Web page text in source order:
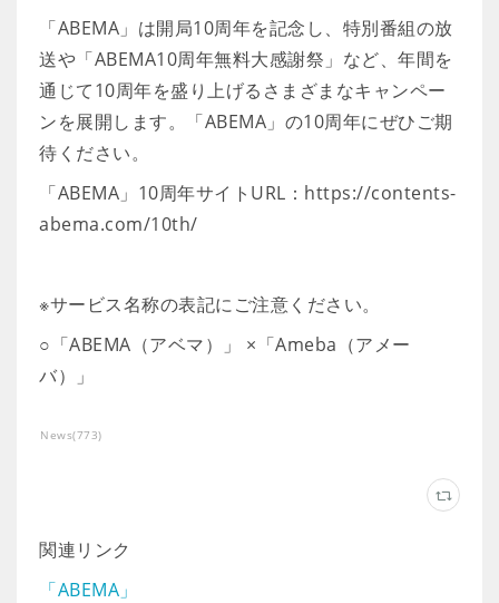
「ABEMA」は開局10周年を記念し、特別番組の放
送や「ABEMA10周年無料大感謝祭」など、年間を
通じて10周年を盛り上げるさまざまなキャンペー
ンを展開します。「ABEMA」の10周年にぜひご期
待ください。
「ABEMA」10周年サイトURL：https://contents-
abema.com/10th/
※サービス名称の表記にご注意ください。
○「ABEMA（アベマ）」 ×「Ameba（アメー
バ）」
News(773)
関連リンク
「ABEMA」